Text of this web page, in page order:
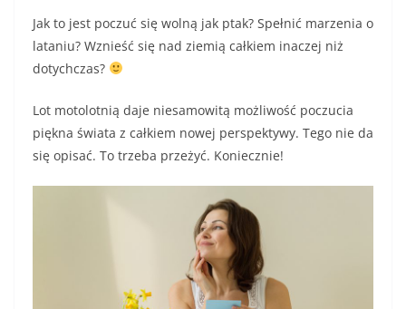
Jak to jest poczuć się wolną jak ptak? Spełnić marzenia o
lataniu? Wznieść się nad ziemią całkiem inaczej niż
dotychczas?
Lot motolotnią daje niesamowitą możliwość poczucia
piękna świata z całkiem nowej perspektywy. Tego nie da
się opisać. To trzeba przeżyć. Koniecznie!